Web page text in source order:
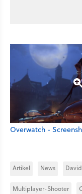
Overwatch -
Artikel News
Multiplayer-Shooter